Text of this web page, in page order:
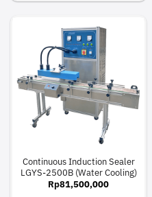
Continuous Induction Sealer
LGYS-2500B (Water Cooling)
Rp81,500,000